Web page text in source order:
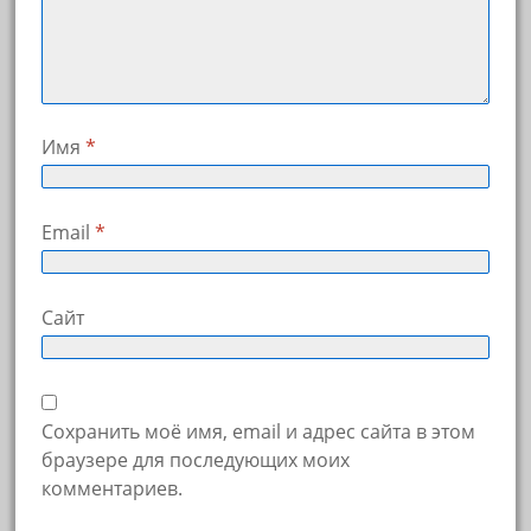
Имя *
Email *
Сайт
Сохранить моё имя, email и адрес сайта в этом
браузере для последующих моих
комментариев.